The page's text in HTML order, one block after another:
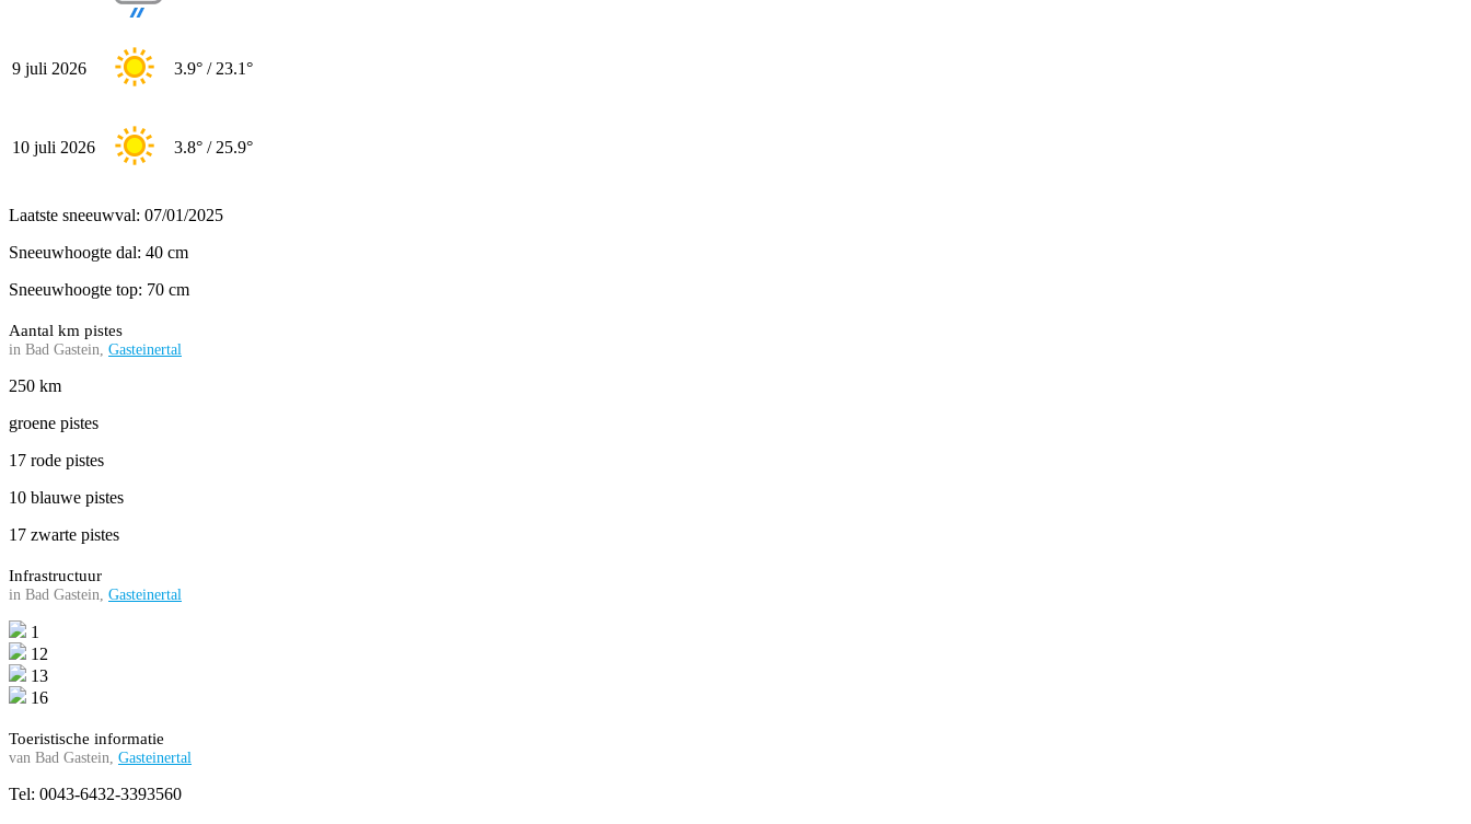
9 juli 2026 3.9° / 23.1°
10 juli 2026 3.8° / 25.9°
Laatste sneeuwval: 07/01/2025
Sneeuwhoogte dal: 40 cm
Sneeuwhoogte top: 70 cm
Aantal km pistes
in Bad Gastein, Gasteinertal
250 km
groene pistes
17 rode pistes
10 blauwe pistes
17 zwarte pistes
Infrastructuur
in Bad Gastein, Gasteinertal
1
12
13
16
Toeristische informatie
van Bad Gastein, Gasteinertal
Tel: 0043-6432-3393560